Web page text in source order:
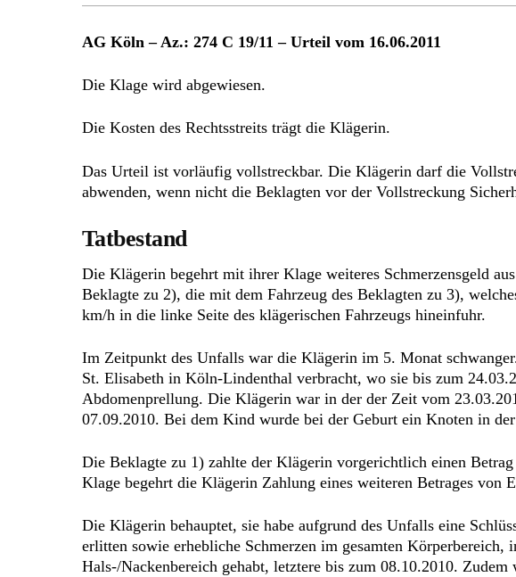
AG Köln – Az.: 274 C 19/11 – Urteil vom 16.06.2011
Die Klage wird abgewiesen.
Die Kosten des Rechtsstreits trägt die Klägerin.
Das Urteil ist vorläufig vollstreckbar. Die Klägerin darf die
abwenden, wenn nicht die Beklagten vor der Vollstreckung
Tatbestand
Die Klägerin begehrt mit ihrer Klage weiteres Schmerzensgeld
Beklagte zu 2), die mit dem Fahrzeug des Beklagten zu 3),
km/h in die linke Seite des klägerischen Fahrzeugs hineinfuhr.
Im Zeitpunkt des Unfalls war die Klägerin im 5. Monat
St. Elisabeth in Köln-Lindenthal verbracht, wo sie bis zum
Abdomenprellung. Die Klägerin war in der der Zeit vom
07.09.2010. Bei dem Kind wurde bei der Geburt ein Knoten in
Die Beklagte zu 1) zahlte der Klägerin vorgerichtlich einen
Klage begehrt die Klägerin Zahlung eines weiteren Betrages von
Die Klägerin behauptet, sie habe aufgrund des Unfalls eine
erlitten sowie erhebliche Schmerzen im gesamten Körperbereich,
Hals-/Nackenbereich gehabt, letztere bis zum 08.10.2010. Zudem